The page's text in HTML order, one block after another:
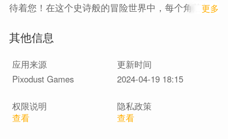
待着您！在这个史诗般的冒险世界中，每个角落都
务。
特的图形风格，在惊人的角色扮演冒险中进行激动
人心的战斗。
复损坏并保护人们免受敌人的侵害。
应对这些挑战需要工具和武器，例如刀、锤、手
1 更多
其他信息
应用来源
更新时间
Pixodust Games
2024-04-19 18:15
权限说明
查看
隐私政策
查看